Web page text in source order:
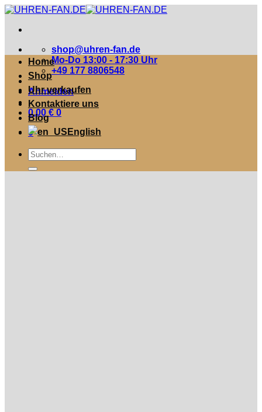
Zum
springen
shop@uhren-fan.de
Mo-Do 13:00 - 17:30 Uhr
+49 177 8806548
Anmelden
0,00 € 0
0
Home
Shop
Uhr verkaufen
Kontaktiere uns
Blog
English
Suche
nach: